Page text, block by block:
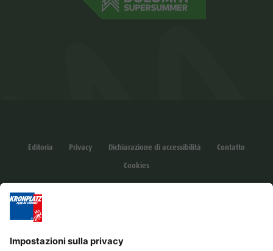
Editoria Privacy Dichiarazione di accessibilità
Contatto
Cookies